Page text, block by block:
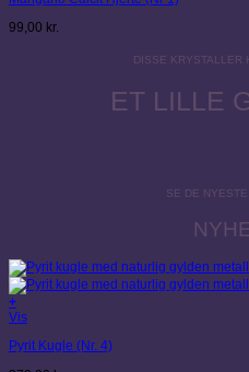
99,00 kr.
DISSE KRYSTALLER
ET LILLE
SE DE
+
Vis
Pyrit Kugle (Nr. 4)